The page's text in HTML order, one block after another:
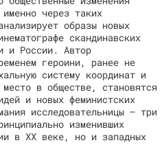
через таких
образы новых
скандинавских
и России. Автор
героини, ранее не
систему координат и
место в обществе, становятся
и новых феминистских
исследовательницы — три
изменивших
в ХX веке, но и западных